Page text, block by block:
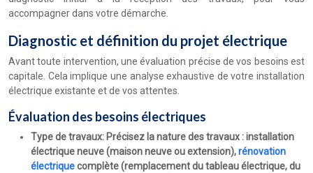
accompagner dans votre démarche.
Diagnostic et définition du projet électrique
Avant toute intervention, une évaluation précise de vos besoins est
capitale. Cela implique une analyse exhaustive de votre installation
électrique existante et de vos attentes.
Évaluation des besoins électriques
Type de travaux: Précisez la nature des travaux : installation
électrique neuve (maison neuve ou extension),rénovation
électriquecomplète (remplacement du tableau électrique, du